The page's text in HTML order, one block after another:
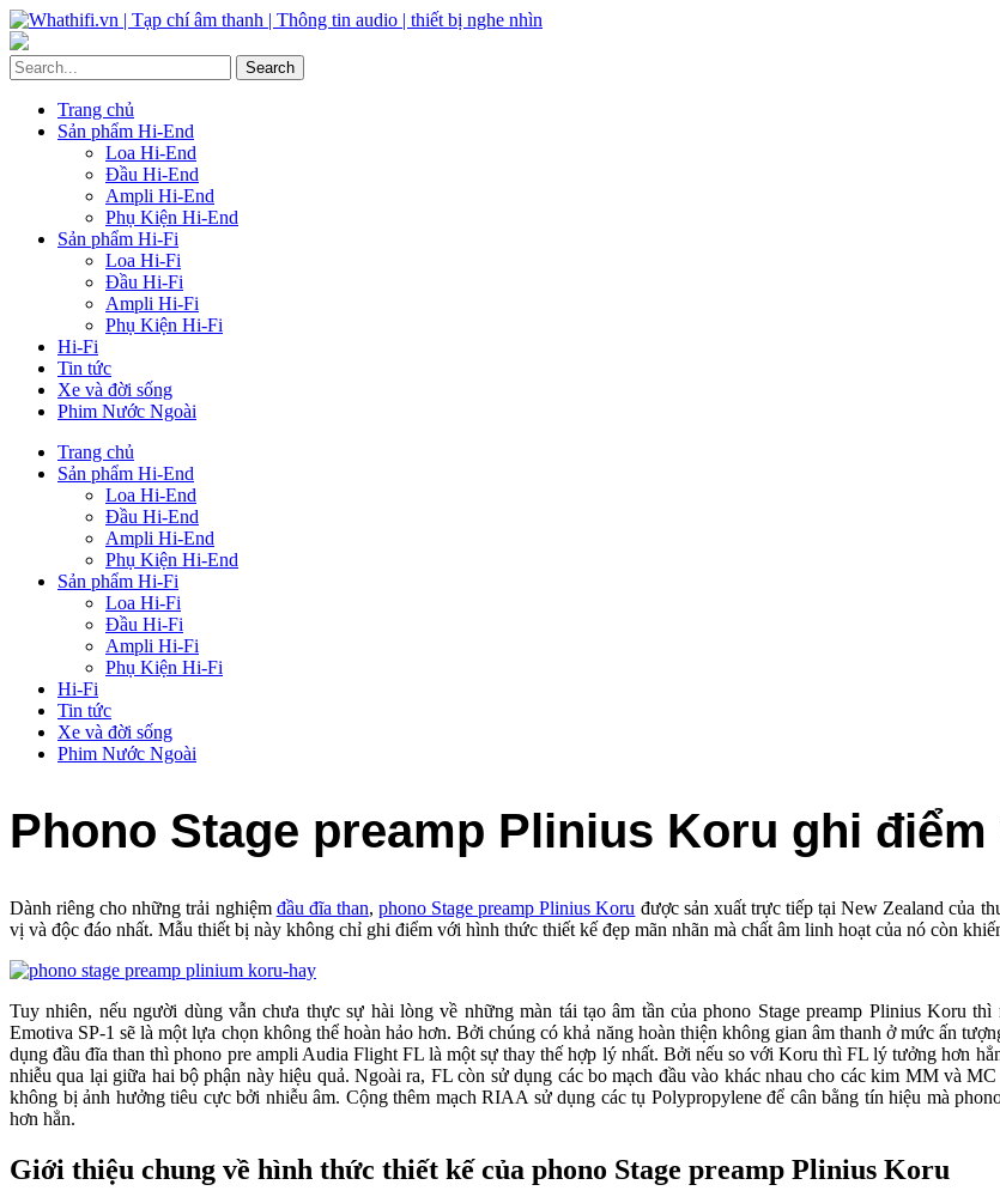
Trang chủ
Sản phẩm Hi-End
Loa Hi-End
Đầu Hi-End
Ampli Hi-End
Phụ Kiện Hi-End
Sản phẩm Hi-Fi
Loa Hi-Fi
Đầu Hi-Fi
Ampli Hi-Fi
Phụ Kiện Hi-Fi
Hi-Fi
Tin tức
Xe và đời sống
Phim Nước Ngoài
Trang chủ
Sản phẩm Hi-End
Loa Hi-End
Đầu Hi-End
Ampli Hi-End
Phụ Kiện Hi-End
Sản phẩm Hi-Fi
Loa Hi-Fi
Đầu Hi-Fi
Ampli Hi-Fi
Phụ Kiện Hi-Fi
Hi-Fi
Tin tức
Xe và đời sống
Phim Nước Ngoài
Phono Stage preamp Plinius Koru ghi
Dành riêng cho những trải nghiệm đầu đĩa than, phono Stage preamp Plinius Koru được sản xuất trực tiếp tại New Zealand của
vị và độc đáo nhất. Mẫu thiết bị này không chỉ ghi điểm với hình thức thiết kế đẹp mãn nhãn mà chất âm linh hoạt của nó còn
Tuy nhiên, nếu người dùng vẫn chưa thực sự hài lòng về những màn tái tạo âm tần của phono Stage preamp Plinius Koru
Emotiva SP-1 sẽ là một lựa chọn không thể hoàn hảo hơn. Bởi chúng có khả năng hoàn thiện không gian âm thanh ở mức ấn
dụng đầu đĩa than thì phono pre ampli Audia Flight FL là một sự thay thế hợp lý nhất. Bởi nếu so với Koru thì FL lý tưởng hơn
nhiễu qua lại giữa hai bộ phận này hiệu quả. Ngoài ra, FL còn sử dụng các bo mạch đầu vào khác nhau cho các kim MM và
không bị ảnh hưởng tiêu cực bởi nhiễu âm. Cộng thêm mạch RIAA sử dụng các tụ Polypropylene để cân bằng tín hiệu mà
hơn hẳn.
Giới thiệu chung về hình thức thiết kế của phono Stage preamp Plinius Koru